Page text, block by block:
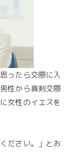
ったら交際に入
性から真剣交際
女性のイエスを
ださい。」とお